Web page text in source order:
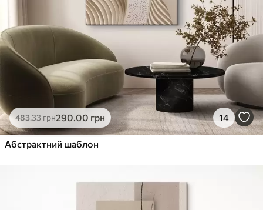
483.33грн290.00 грн 14
Абстрактний шаблон